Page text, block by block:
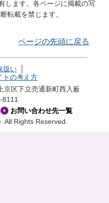
します。各ページに掲載の写
転載を禁じます。
ページの先頭に戻る
扱い
トの考え方
区下立売通新町西入薮
お問い合わせ先一覧
Rights Reserved.